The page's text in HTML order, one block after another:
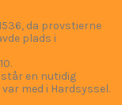
sammen med
middelalderen
mm.